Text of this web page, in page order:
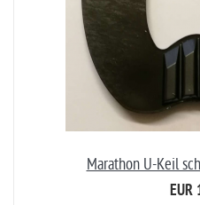
Marathon U-Keil
EUR